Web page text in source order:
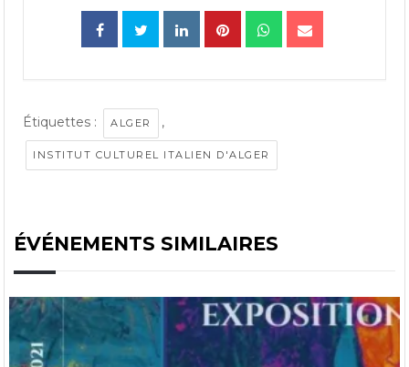
Étiquettes : ALGER ,
INSTITUT CULTUREL ITALIEN D'ALGER
ÉVÉNEMENTS SIMILAIRES